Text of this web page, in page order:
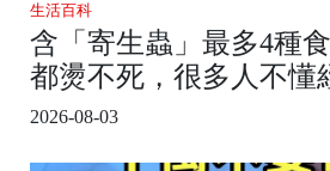
生活百科
含「寄生蟲」最多4種
都燙不死，很多人不懂
2026-08-03